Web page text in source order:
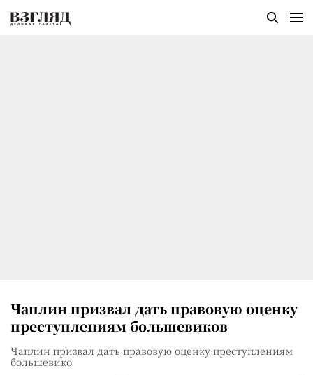
Чаплин призвал дать правовую оценку
преступлениям большевиков
Чаплин призвал дать правовую оценку преступлениям
большевико